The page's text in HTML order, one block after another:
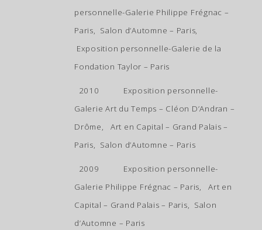
personnelle-Galerie Philippe Frégnac –
Paris, Salon d’Automne – Paris,
Exposition personnelle-Galerie de la
Fondation Taylor – Paris
2010 Exposition personnelle-
Galerie Art du Temps – Cléon D’Andran –
Drôme, Art en Capital – Grand Palais –
Paris, Salon d’Automne – Paris
2009 Exposition personnelle-
Galerie Philippe Frégnac – Paris, Art en
Capital – Grand Palais – Paris, Salon
d’Automne – Paris